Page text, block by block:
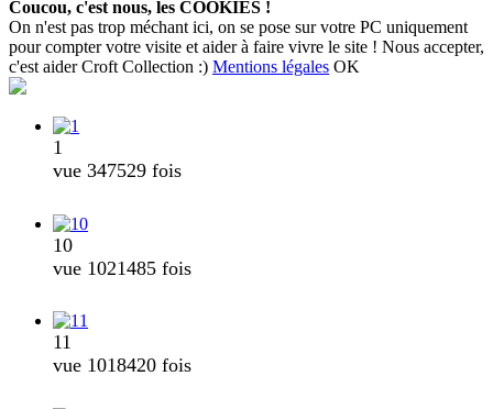
Coucou, c'est nous, les COOKIES !
On n'est pas trop méchant ici, on se pose sur votre PC uniquement
pour compter votre visite et aider à faire vivre le site ! Nous accepter,
c'est aider Croft Collection :) Mentions légales OK
1
vue 347529 fois
10
vue 1021485 fois
11
vue 1018420 fois